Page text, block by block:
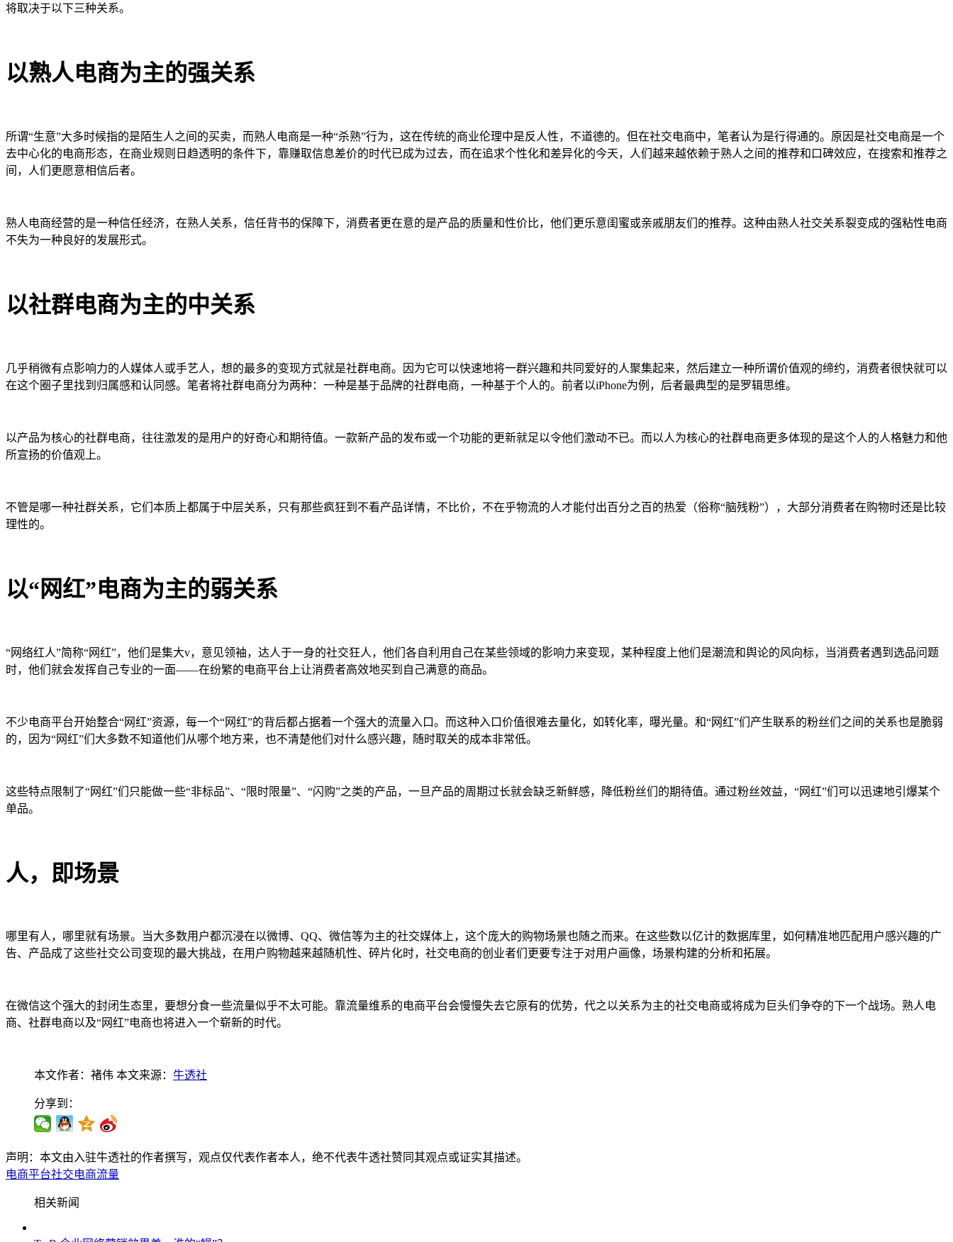
将取决于以下三种关系。
以熟人电商为主的强关系
所谓“生意”大多时候指的是陌生人之间的买卖，而熟人电商是一种“杀熟”行为，这在传统的商业伦理中是反人性，不道德的。但在社交电商中，笔者认为是行得通的。原因是社交电商是一个
去中心化的电商形态，在商业规则日趋透明的条件下，靠赚取信息差价的时代已成为过去，而在追求个性化和差异化的今天，人们越来越依赖于熟人之间的推荐和口碑效应，在搜索和推荐之
间，人们更愿意相信后者。
熟人电商经营的是一种信任经济，在熟人关系，信任背书的保障下，消费者更在意的是产品的质量和性价比，他们更乐意闺蜜或亲戚朋友们的推荐。这种由熟人社交关系裂变成的强粘性电商
不失为一种良好的发展形式。
以社群电商为主的中关系
几乎稍微有点影响力的人媒体人或手艺人，想的最多的变现方式就是社群电商。因为它可以快速地将一群兴趣和共同爱好的人聚集起来，然后建立一种所谓价值观的缔约，消费者很快就可以
在这个圈子里找到归属感和认同感。笔者将社群电商分为两种：一种是基于品牌的社群电商，一种基于个人的。前者以iPhone为例，后者最典型的是罗辑思维。
以产品为核心的社群电商，往往激发的是用户的好奇心和期待值。一款新产品的发布或一个功能的更新就足以令他们激动不已。而以人为核心的社群电商更多体现的是这个人的人格魅力和他
所宣扬的价值观上。
不管是哪一种社群关系，它们本质上都属于中层关系，只有那些疯狂到不看产品详情，不比价，不在乎物流的人才能付出百分之百的热爱（俗称“脑残粉”），大部分消费者在购物时还是比较
理性的。
以“网红”电商为主的弱关系
“网络红人”简称“网红”，他们是集大v，意见领袖，达人于一身的社交狂人，他们各自利用自己在某些领域的影响力来变现，某种程度上他们是潮流和舆论的风向标，当消费者遇到选品问题
时，他们就会发挥自己专业的一面——在纷繁的电商平台上让消费者高效地买到自己满意的商品。
不少电商平台开始整合“网红”资源，每一个“网红”的背后都占据着一个强大的流量入口。而这种入口价值很难去量化，如转化率，曝光量。和“网红”们产生联系的粉丝们之间的关系也是脆弱
的，因为“网红”们大多数不知道他们从哪个地方来，也不清楚他们对什么感兴趣，随时取关的成本非常低。
这些特点限制了“网红”们只能做一些“非标品”、“限时限量”、“闪购”之类的产品，一旦产品的周期过长就会缺乏新鲜感，降低粉丝们的期待值。通过粉丝效益，“网红”们可以迅速地引爆某个
单品。
人，即场景
哪里有人，哪里就有场景。当大多数用户都沉浸在以微博、QQ、微信等为主的社交媒体上，这个庞大的购物场景也随之而来。在这些数以亿计的数据库里，如何精准地匹配用户感兴趣的广
告、产品成了这些社交公司变现的最大挑战，在用户购物越来越随机性、碎片化时，社交电商的创业者们更要专注于对用户画像，场景构建的分析和拓展。
在微信这个强大的封闭生态里，要想分食一些流量似乎不太可能。靠流量维系的电商平台会慢慢失去它原有的优势，代之以关系为主的社交电商或将成为巨头们争夺的下一个战场。熟人电
商、社群电商以及“网红”电商也将进入一个崭新的时代。
本文作者：褚伟 本文来源： 牛透社
分享到：
声明：本文由入驻牛透社的作者撰写，观点仅代表作者本人，绝不代表牛透社赞同其观点或证实其描述。
电商平台社交电商流量
相关新闻